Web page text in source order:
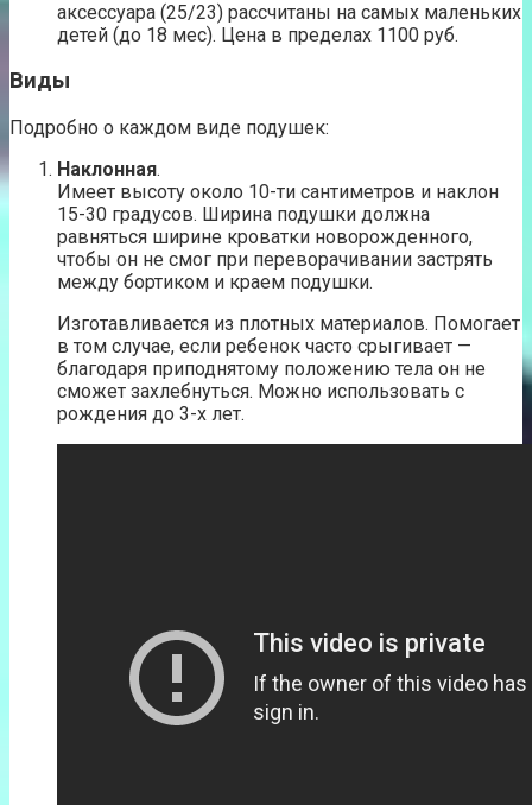
аксессуара (25/23) рассчитаны на самых маленьких
детей (до 18 мес). Цена в пределах 1100 руб.
Виды
Подробно о каждом виде подушек:
Наклонная.
Имеет высоту около 10-ти сантиметров и наклон
15-30 градусов. Ширина подушки должна
равняться ширине кроватки новорожденного,
чтобы он не смог при переворачивании застрять
между бортиком и краем подушки.
Изготавливается из плотных материалов. Помогает
в том случае, если ребенок часто срыгивает —
благодаря приподнятому положению тела он не
сможет захлебнуться. Можно использовать с
рождения до 3-х лет.